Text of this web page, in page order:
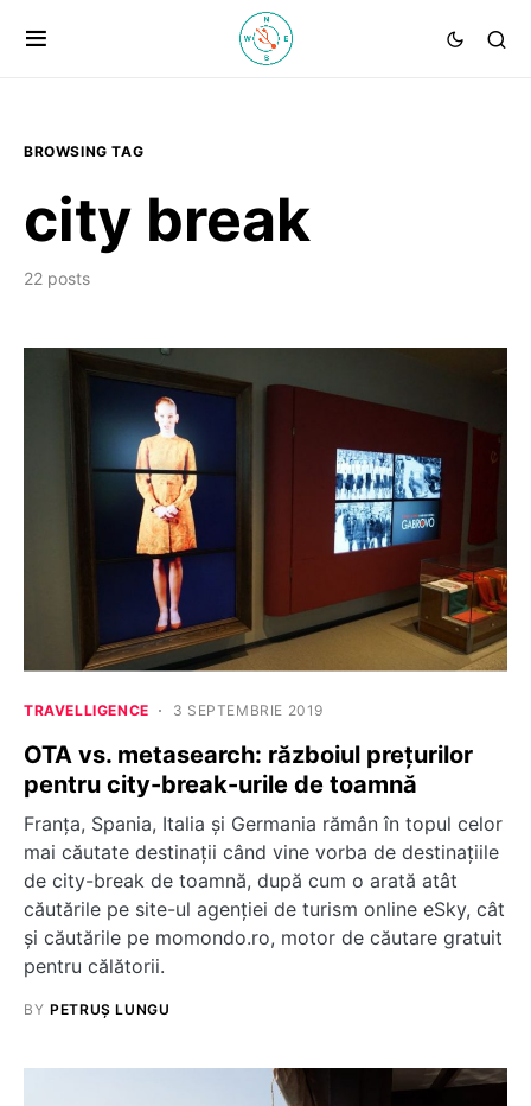
BROWSING TAG
city break
22 posts
TRAVELLIGENCE 3 SEPTEMBRIE 2019
OTA vs. metasearch: războiul prețurilor
pentru city-break-urile de toamnă
Franța, Spania, Italia și Germania rămân în topul celor
mai căutate destinații când vine vorba de destinațiile
de city-break de toamnă, după cum o arată atât
căutările pe site-ul agenției de turism online eSky, cât
și căutările pe momondo.ro, motor de căutare gratuit
pentru călătorii.
BY PETRUȘ LUNGU